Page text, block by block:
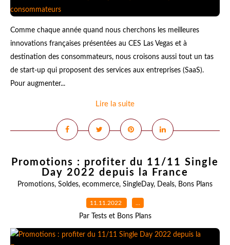
Comme chaque année quand nous cherchons les meilleures
innovations françaises présentées au CES Las Vegas et à
destination des consommateurs, nous croisons aussi tout un tas
de start-up qui proposent des services aux entreprises (SaaS).
Pour augmenter...
Lire la suite
Promotions : profiter du 11/11 Single
Day 2022 depuis la France
Promotions, Soldes, ecommerce, SingleDay, Deals, Bons Plans
11.11.2022 …
Par Tests et Bons Plans